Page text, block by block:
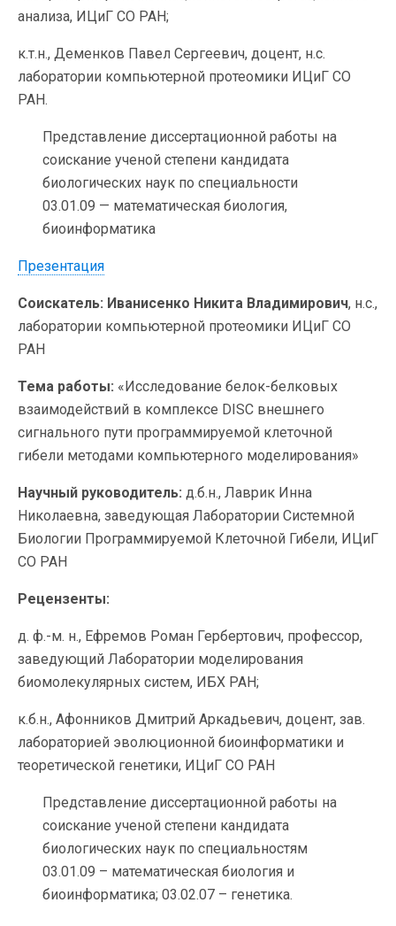
анализа, ИЦиГ СО РАН;
к.т.н., Деменков Павел Сергеевич, доцент, н.с.
лаборатории компьютерной протеомики ИЦиГ СО
РАН.
Представление диссертационной работы на
соискание ученой степени кандидата
биологических наук по специальности
03.01.09 — математическая биология,
биоинформатика
Презентация
Соискатель: Иванисенко Никита Владимирович, н.с.,
лаборатории компьютерной протеомики ИЦиГ СО
РАН
Тема работы: «Исследование белок-белковых
взаимодействий в комплексе DISC внешнего
сигнального пути программируемой клеточной
гибели методами компьютерного моделирования»
Научный руководитель: д.б.н., Лаврик Инна
Николаевна, заведующая Лаборатории Системной
Биологии Программируемой Клеточной Гибели, ИЦиГ
СО РАН
Рецензенты:
д. ф.-м. н., Ефремов Роман Гербертович, профессор,
заведующий Лаборатории моделирования
биомолекулярных систем, ИБХ РАН;
к.б.н., Афонников Дмитрий Аркадьевич, доцент, зав.
лабораторией эволюционной биоинформатики и
теоретической генетики, ИЦиГ СО РАН
Представление диссертационной работы на
соискание ученой степени кандидата
биологических наук по специальностям
03.01.09 – математическая биология и
биоинформатика; 03.02.07 – генетика.